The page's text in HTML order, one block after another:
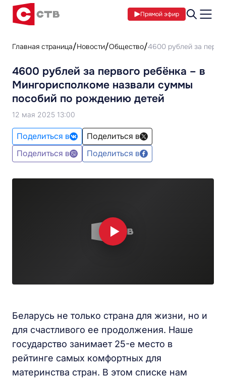
Прямой эфир
Главная страница Новости Общество 4600 рублей за
4600 рублей за первого ребёнка – в
Мингорисполкоме назвали суммы
пособий по рождению детей
12 мая 2025 13:00
Поделиться в
Поделиться в
Поделиться в
Поделиться в
Беларусь не только страна для жизни, но и
для счастливого ее продолжения. Наше
государство занимает 25-е место в
рейтинге самых комфортных для
материнства стран. В этом списке нам